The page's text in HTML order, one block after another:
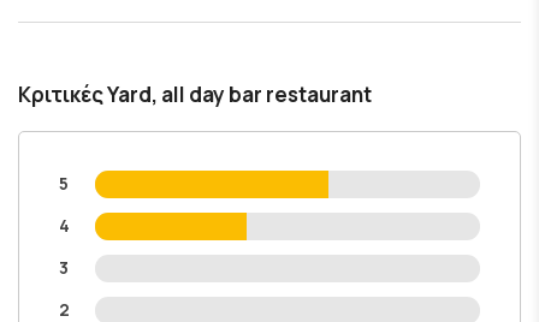
Κριτικές Yard, all day bar restaurant
5
4
3
2